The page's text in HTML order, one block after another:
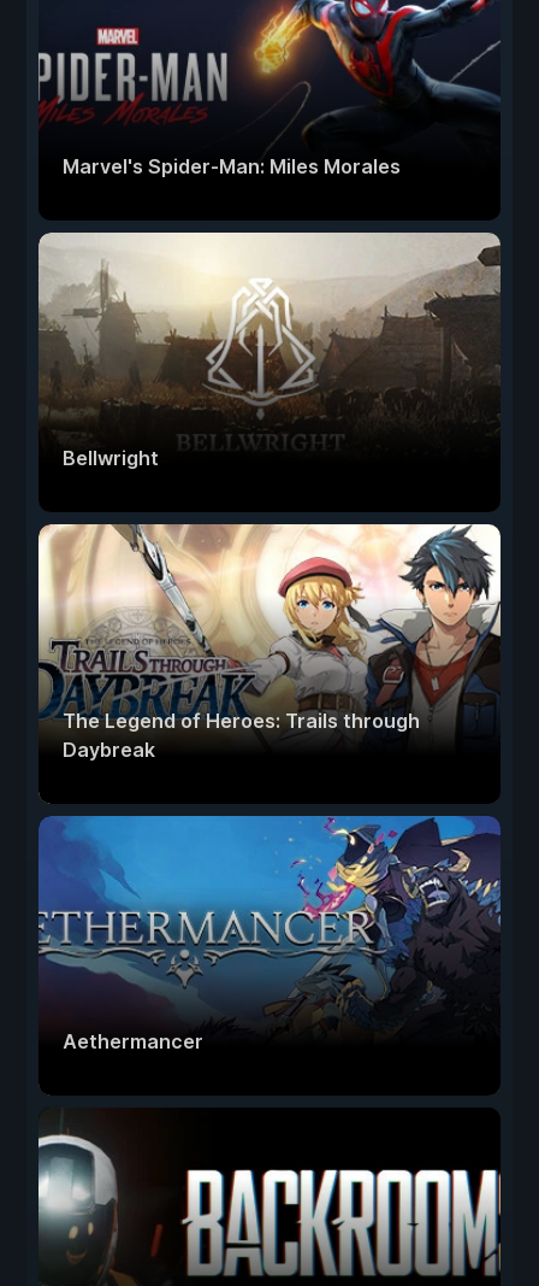
Marvel's Spider-Man: Miles Morales
Bellwright
The Legend of Heroes: Trails through
Daybreak
Aethermancer